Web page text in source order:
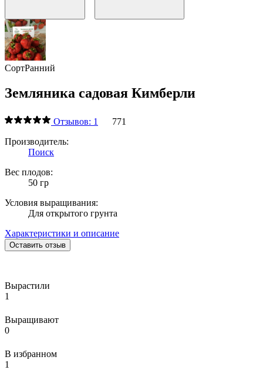
СортРанний
Земляника садовая Кимберли
Отзывов: 1
771
Производитель:
Поиск
Вес плодов:
50 гр
Условия выращивания:
Для открытого грунта
Характеристики и описание
Оставить отзыв
Вырастили
1
Выращивают
0
В избранном
1